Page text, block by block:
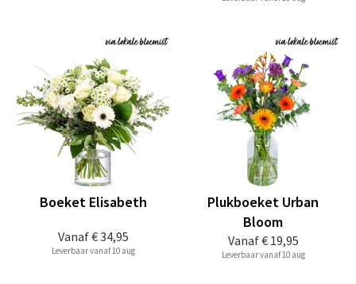
Vanaf€ 34,95
Boeket Elisabeth
Leverbaar vanaf 10 aug
Vanaf€ 19,95
Plukboeket Urban
Bloom
Leverbaar vanaf 10 aug